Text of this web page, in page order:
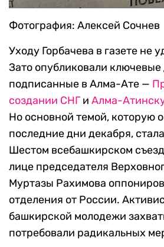
Фотография: Алексей Сочнев
Уходу Горбачева в газете не
Зато опубликовали
подписанные в Алма-Ате —
создании СНГи Алма-
Но основной темой, которую
последние дни декабря,
Шестом всебашкирском
лице председателя
Муртазы Рахимова
отделения от России.
башкирской молодежи
потребовали радикальных